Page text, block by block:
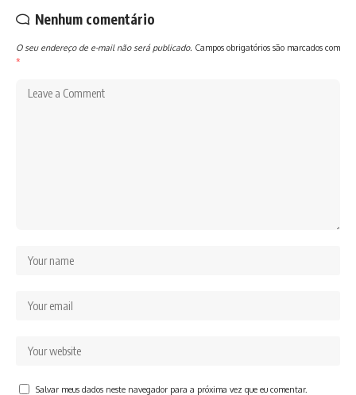
Nenhum comentário
O seu endereço de e-mail não será publicado. Campos obrigatórios são marcados com
*
Salvar meus dados neste navegador para a próxima vez que eu comentar.